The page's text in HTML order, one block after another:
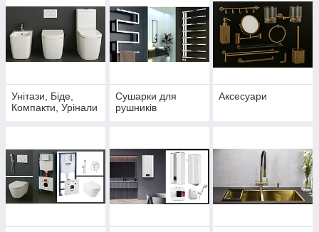
Унітази, Біде,
Компакти, Урінали
Сушарки для
рушників
Аксесуари